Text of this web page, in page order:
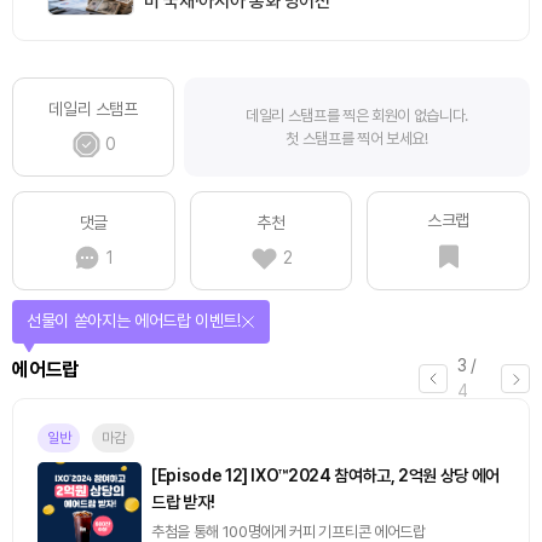
데일리 스탬프
0
데일리 스탬프를 찍은 회원이 없습니다.
첫 스탬프를 찍어 보세요!
댓글
1
추천
2
스크랩
3 /
4
에어드랍
선물이 쏟아지는 에어드랍 이벤트!
일반 마감
[Episode 12] IXO™2024 참여하고, 2억원 상당 에어
드랍 받자!
추첨을 통해 100명에게 커피 기프티콘 에어드랍